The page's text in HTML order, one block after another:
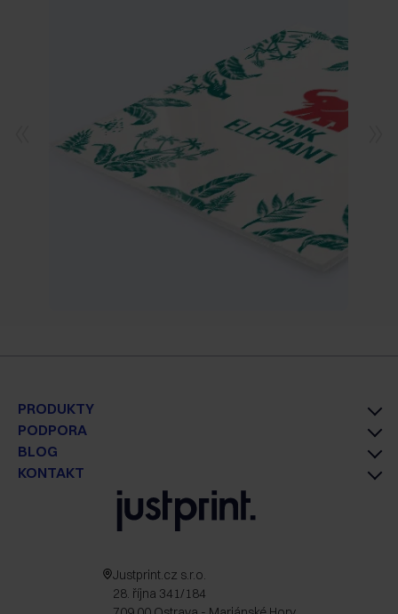
PRODUKTY
PODPORA
BLOG
KONTAKT
Justprint.cz s.r.o.
28. října 341/184